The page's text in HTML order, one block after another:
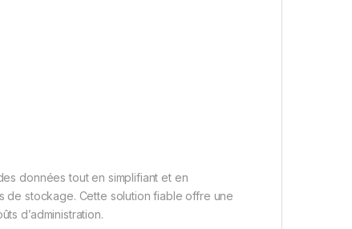
données tout en simplifiant et en
de stockage. Cette solution fiable offre une
d’administration.